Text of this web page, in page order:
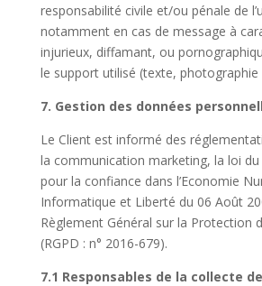
responsabilité civile et/ou pénale de
notamment en cas de message à
injurieux, diffamant, ou
le support utilisé (texte, photographie
7. Gestion des données
Le Client est informé des
la communication marketing, la loi du
pour la confiance dans l’Economie
Informatique et Liberté du 06 Août
Règlement Général sur la Protection
(RGPD : n° 2016-679).
7.1 Responsables de la collecte